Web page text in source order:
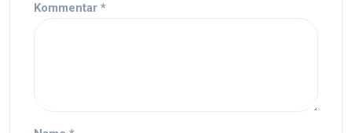
Kommentar *